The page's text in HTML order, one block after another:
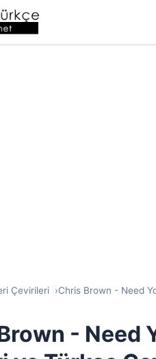
Çevirileri Chris Brown - Need
- Need